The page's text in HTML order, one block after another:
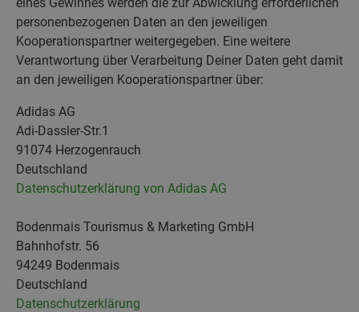
personenbezogenen Daten an den jeweiligen
Kooperationspartner weitergegeben. Eine weitere
Verantwortung über Verarbeitung Deiner Daten geht damit
an den jeweiligen Kooperationspartner über:
Adidas AG
Adi-Dassler-Str.1
91074 Herzogenrauch
Deutschland
Datenschutzerklärung von Adidas AG
Bodenmais Tourismus & Marketing GmbH
Bahnhofstr. 56
94249 Bodenmais
Deutschland
Datenschutzerklärung